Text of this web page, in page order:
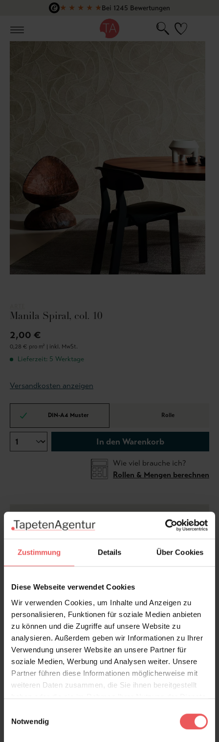
Zustimmung Details Über Cookies
Diese Webseite verwendet Cookies
Wir verwenden Cookies, um Inhalte und Anzeigen zu
personalisieren, Funktionen für soziale Medien anbieten
zu können und die Zugriffe auf unsere Website zu
analysieren. Außerdem geben wir Informationen zu Ihrer
Verwendung unserer Website an unsere Partner für
soziale Medien, Werbung und Analysen weiter. Unsere
Partner führen diese Informationen möglicherweise mit
weiteren Daten zusammen, die Sie ihnen bereitgestellt
haben oder die sie im Rahmen Ihrer Nutzung der Dienste
Notwendig
Zum Hauptinhalt springen
★ ★ ★ ★ ★Bei 1245 Bewertungen
Manila Spiral, col. 10
2,00 €
0,28 € pro m² | inkl. MwSt.
Lieferzeit: 5 Werktage
Versandkosten anzeigen
DIN-A4 Muster Rolle
In den Warenkorb
Wie viel brauche ich?
Rollen & Mengen berechnen
Die Tapete Manila Spiral, col. 10 beeindruckt mit
einem kunstvollen, organischen Muster aus
ineinander verschlungenen Linien. Inspiriert von
natürlichen Strukturen, wird das Design durch
aufwendig arrangierte Seile geschaffen, die ein
verleiht der Wand eine edle, handgefertigte
Anmutung. Gefertigt als hochwertige Vinyltapete,
kombiniert sie luxuriöse Optik mit robuster Qualität.
Der warme Naturton fügt sich harmonisch in
verschiedene Einrichtungsstile ein und sorgt für eine
stilvolle, wohnliche Atmosphäre.
Produktdetails